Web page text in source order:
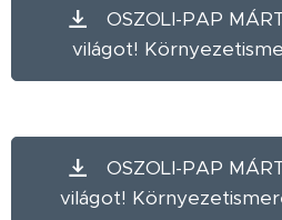
OSZOLI-PAP
világot!
OSZOLI-PAP
világot!